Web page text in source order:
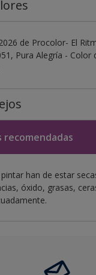
de Procolor- El
Pura Alegría - Color
recomendadas
han de estar
óxido, grasas,